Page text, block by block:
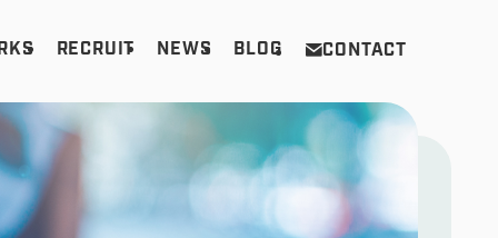
RECRUIT NEWS BLOG CONTACT